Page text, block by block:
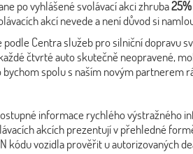
po vyhlášené svolávací akci zhruba
akcí nevede a není důvod si
podle Centra služeb pro silniční dopravu
čtvrté auto skutečně neopravené,
spolu s naším novým partnerem
informace rychlého
akcích prezentují v přehledné
kódu vozidla prověřit u autorizovaných